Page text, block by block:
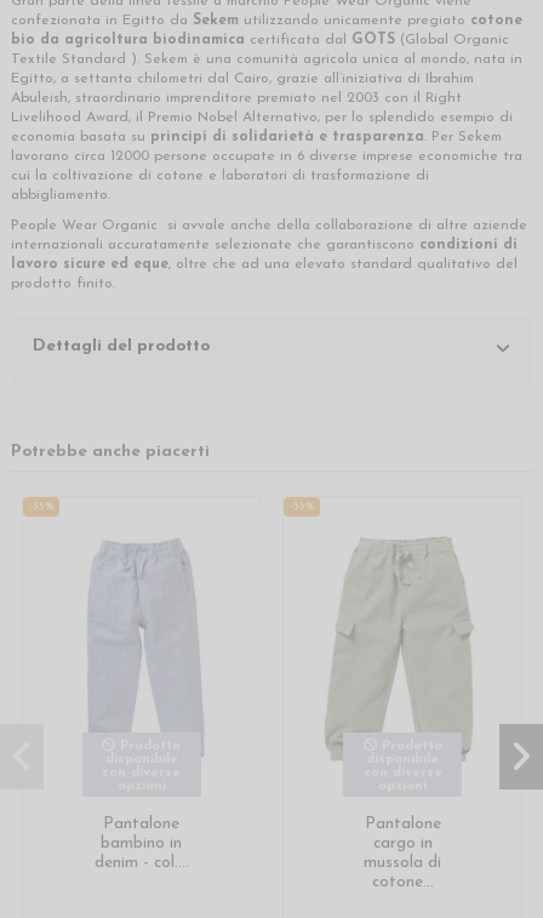
confezionata in Egitto da Sekem utilizzando unicamente pregiato cotone
bio da agricoltura biodinamica certificata dal GOTS (Global Organic
Textile Standard ). Sekem è una comunità agricola unica al mondo, nata in
Egitto, a settanta chilometri dal Cairo, grazie all’iniziativa di Ibrahim
Abuleish, straordinario imprenditore premiato nel 2003 con il Right
Livelihood Award, il Premio Nobel Alternativo, per lo splendido esempio di
economia basata su principi di solidarietà e trasparenza. Per Sekem
lavorano circa 12000 persone occupate in 6 diverse imprese economiche tra
cui la coltivazione di cotone e laboratori di trasformazione di
abbigliamento.
People Wear Organic si avvale anche della collaborazione di altre aziende
internazionali accuratamente selezionate che garantiscono condizioni di
lavoro sicure ed eque, oltre che ad una elevato standard qualitativo del
prodotto finito.
Dettagli del prodotto
Potrebbe anche piacerti
-35%
Pantalone
bambino in
denim - col....
-35%
Pantalone
cargo in
mussola di
cotone...